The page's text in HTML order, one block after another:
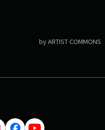
by ARTIST COMMONS